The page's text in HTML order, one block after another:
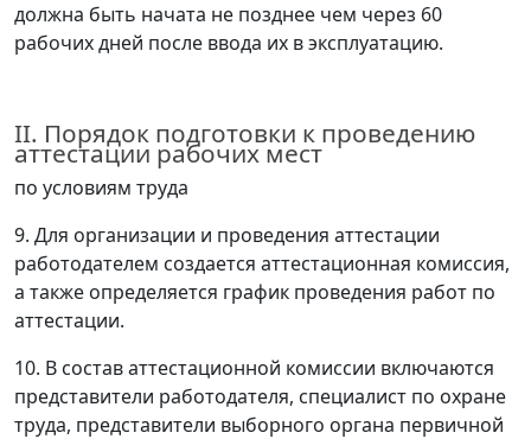
должна быть начата не позднее чем через 60
рабочих дней после ввода их в эксплуатацию.
II. Порядок подготовки к проведению
аттестации рабочих мест
по условиям труда
9. Для организации и проведения аттестации
работодателем создается аттестационная комиссия,
а также определяется график проведения работ по
аттестации.
10. В состав аттестационной комиссии включаются
представители работодателя, специалист по охране
труда, представители выборного органа первичной